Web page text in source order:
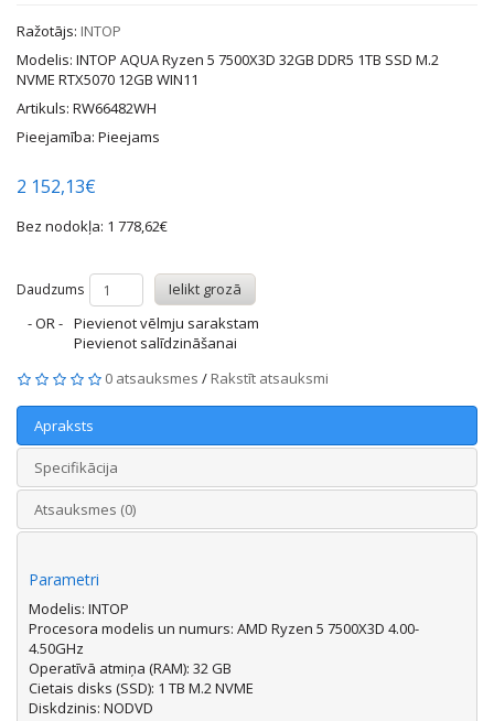
Ražotājs: INTOP
Modelis: INTOP AQUA Ryzen 5 7500X3D 32GB DDR5 1TB SSD M.2
NVME RTX5070 12GB WIN11
Artikuls: RW66482WH
Pieejamība: Pieejams
2 152,13€
Bez nodokļa: 1 778,62€
Daudzums
Ielikt grozā
- OR - Pievienot vēlmju sarakstam
Pievienot salīdzināšanai
0 atsauksmes / Rakstīt atsauksmi
Apraksts
Specifikācija
Atsauksmes (0)
Parametri
Modelis: INTOP
Procesora modelis un numurs: AMD Ryzen 5 7500X3D 4.00-
4.50GHz
Operatīvā atmiņa (RAM): 32 GB
Cietais disks (SSD): 1 TB M.2 NVME
Diskdzinis: NODVD